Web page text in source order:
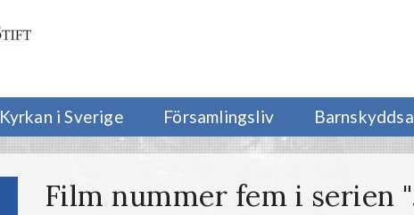
Kyrkan i Sverige Församlingsliv
Film nummer fem i serien